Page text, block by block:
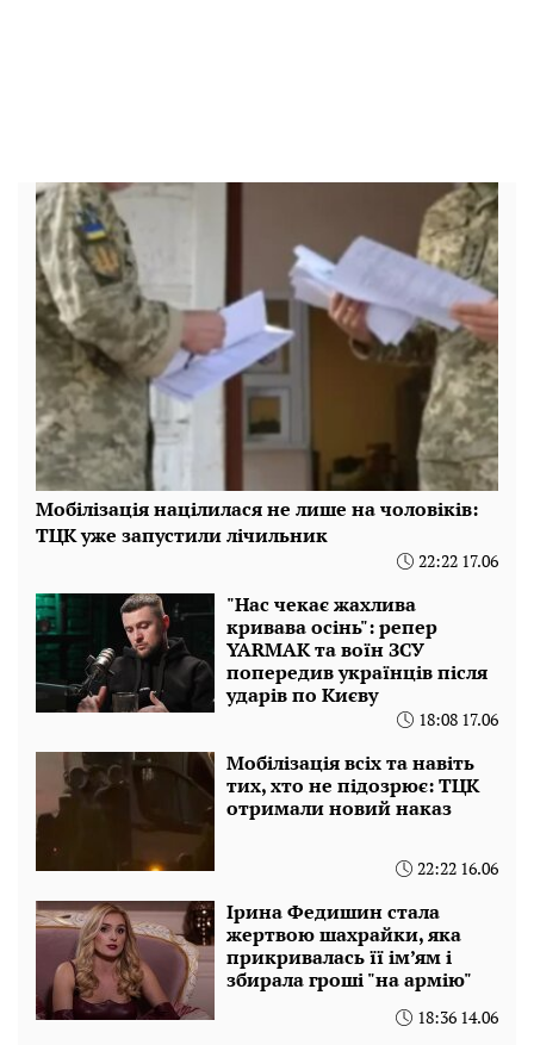
Мобілізація націлилася не лише на чоловіків:
ТЦК уже запустили лічильник
22:22 17.06
"Нас чекає жахлива
кривава осінь": репер
YARMAK та воїн ЗСУ
попередив українців після
ударів по Києву
18:08 17.06
Мобілізація всіх та навіть
тих, хто не підозрює: ТЦК
отримали новий наказ
22:22 16.06
Ірина Федишин стала
жертвою шахрайки, яка
прикривалась її ім’ям і
збирала гроші "на армію"
18:36 14.06